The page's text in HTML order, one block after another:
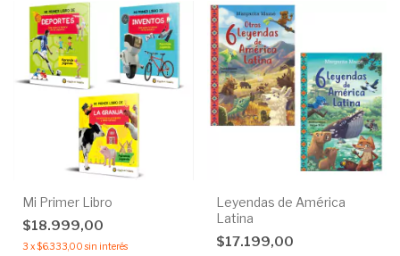
Mi Primer Libro
$18.999,00
3 x$6.333,00 sin interés
Leyendas de América
Latina
$17.199,00